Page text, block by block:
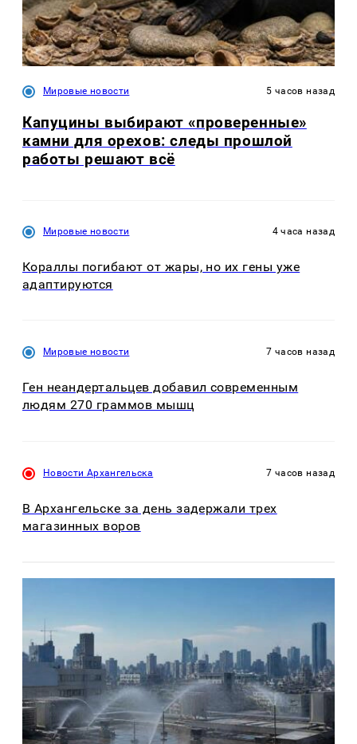
Мировые новости 5 часов назад
Капуцины выбирают «проверенные»
камни для орехов: следы прошлой
работы решают всё
Мировые новости 4 часа назад
Кораллы погибают от жары, но их гены уже
адаптируются
Мировые новости 7 часов назад
Ген неандертальцев добавил современным
людям 270 граммов мышц
Новости Архангельска 7 часов назад
В Архангельске за день задержали трех
магазинных воров